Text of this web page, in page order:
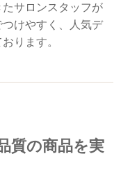
サロンスタッフが
けやすく、人気デ
ります。
質の商品を実